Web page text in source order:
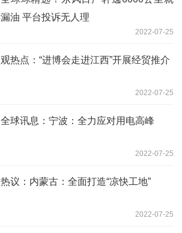
漏油 平台投诉无人理
2022-07-25
观热点：“进博会走进江西”开展经贸推介
2022-07-25
全球讯息：宁波：全力应对用电高峰
2022-07-25
热议：内蒙古：全面打造“凉快工地”
2022-07-25